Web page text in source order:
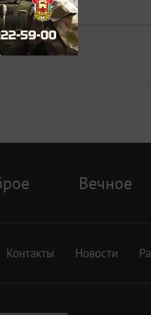
Вечное
Контакты Новости